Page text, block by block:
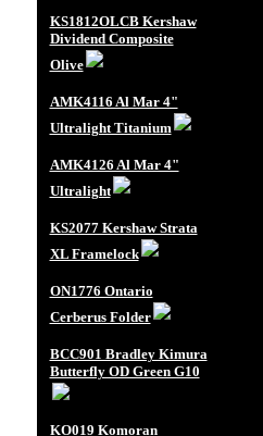
KS1812OLCB Kershaw
Dividend Composite
Olive
AMK4116 Al Mar 4"
Ultralight Titanium
AMK4126 Al Mar 4"
Ultralight
KS2077 Kershaw Strata
XL Framelock
ON1776 Ontario
Cerberus Folder
BCC901 Bradley Kimura
Butterfly OD Green G10
KO019 Komoran